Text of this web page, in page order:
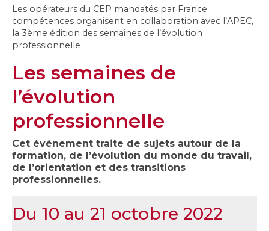
Les opérateurs du CEP mandatés par France
compétences organisent en collaboration avec l’APEC,
la 3ème édition des semaines de l’évolution
professionnelle
Les semaines de
l’évolution
professionnelle
Cet événement traite de sujets autour de la
formation, de l’évolution du monde du travail,
de l’orientation et des transitions
professionnelles.
Du 10 au 21 octobre 2022